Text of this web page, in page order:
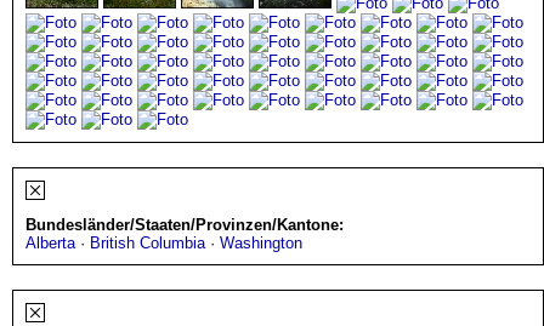
Bundesländer/Staaten/Provinzen/Kantone:
Alberta· British Columbia· Washington